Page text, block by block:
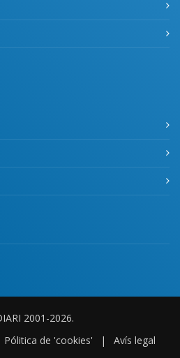
2001-2026.
Pólitica de 'cookies' | Avís legal